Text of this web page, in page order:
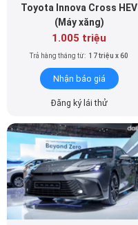
Toyota Innova Cross HEV
(Máy xăng)
1.005 triệu
Trả hàng tháng từ: 17 triệu x 60
Nhận báo giá
Đăng ký lái thử